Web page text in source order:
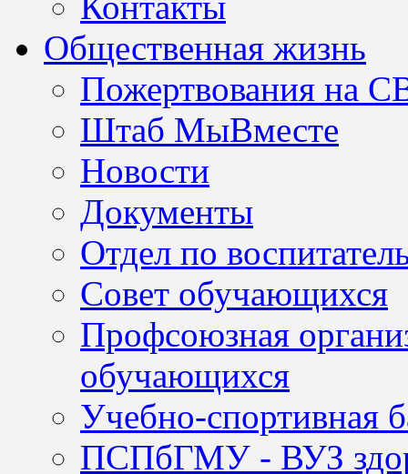
Общественная жизнь
Пожертвования на
Штаб МыВместе
Новости
Документы
Отдел по
Совет обучающихся
Профсоюзная
обучающихся
Учебно-спортивная
ПСПбГМУ - ВУЗ